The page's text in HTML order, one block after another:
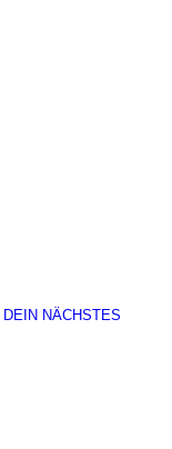
NÄCHSTES